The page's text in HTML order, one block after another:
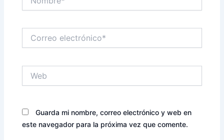
electrónico*
Guarda mi nombre, correo electrónico y web en
este navegador para la próxima vez que comente.